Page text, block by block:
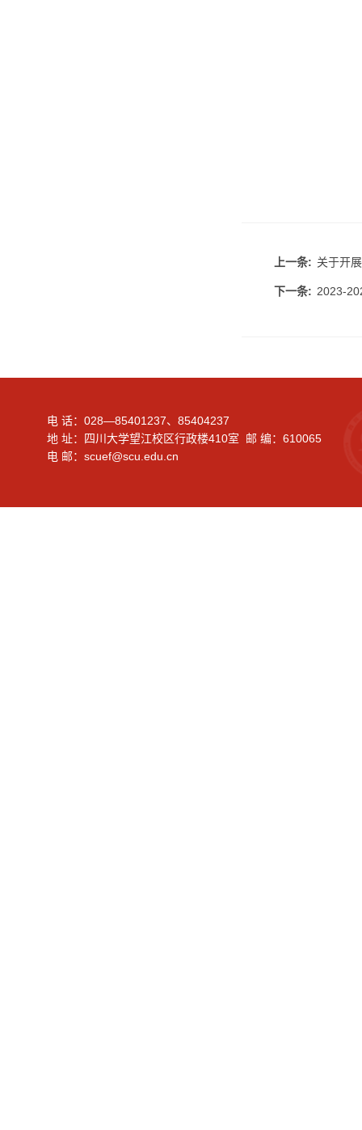
上一条: 关于开
下一条: 2023-
电 话：028—85401237、85404237
地 址：四川大学望江校区行政楼410室 邮 编：610065
电 邮：scuef@scu.edu.cn